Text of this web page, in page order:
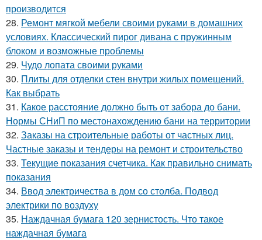
производится
28. Ремонт мягкой мебели своими руками в домашних
условиях. Классический пирог дивана с пружинным
блоком и возможные проблемы
29. Чудо лопата своими руками
30. Плиты для отделки стен внутри жилых помещений.
Как выбрать
31. Какое расстояние должно быть от забора до бани.
Нормы СНиП по местонахождению бани на территории
32. Заказы на строительные работы от частных лиц.
Частные заказы и тендеры на ремонт и строительство
33. Текущие показания счетчика. Как правильно снимать
показания
34. Ввод электричества в дом со столба. Подвод
электрики по воздуху
35. Наждачная бумага 120 зернистость. Что такое
наждачная бумага